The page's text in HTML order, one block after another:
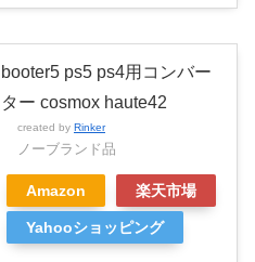
booter5 ps5 ps4用コンバー
ター cosmox haute42
created by Rinker
ノーブランド品
Amazon 楽天市場
Yahooショッピング